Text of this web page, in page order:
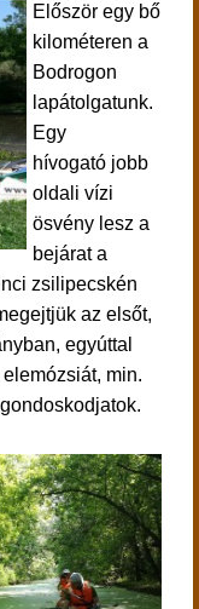
Először egy bő
kilométeren a
Bodrogon
lapátolgatunk.
Egy
hívogató jobb
oldali vízi
ösvény lesz a
bejárat a
zsilipecskén
az elsőt,
egyúttal
min.